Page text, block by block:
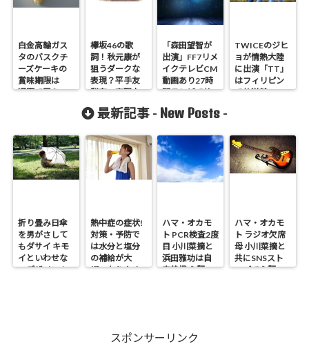
白金高輪ガス
タのバスクチ
ーズケーキの
賞味期限は
通販で買え
欅坂46の歌
詞！秋元康が
狙うダークな
表現？平手友
梨奈の表現力
「森田望智が
出演」FF7リメ
イクテレビCM
動画あり27時
間テレビで放
TWICEのジヒ
ョが情熱大陸
に出演「TT」
はフィリピン
で放送禁
最新記事 - New Posts -
折り畳み日傘
を男がさして
もダサイ キモ
イといわせな
いデザイン！
熱中症の症状!
対策・予防で
は水分と塩分
の補給が大
切・なりやす
ハマ・オカモ
ト PCR検査2度
目 小川菜摘と
浜田雅功は自
宅待機 心配の
ハマ・オカモ
ト ラジオ欠席
母 小川菜摘と
共にSNSスト
ップで心配の
スポンサーリンク